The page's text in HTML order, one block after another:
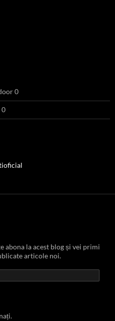
0
0
abona la acest blog și vei primi
articole noi.